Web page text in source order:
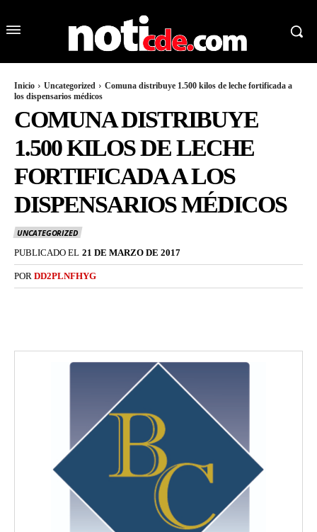
Inicio Uncategorized
Comuna distribuye 1.500 kilos de leche fortificada a
los dispensarios médicos
COMUNA DISTRIBUYE
1.500 KILOS DE LECHE
FORTIFICADA A LOS
DISPENSARIOS MÉDICOS
UNCATEGORIZED
PUBLICADO EL 21 DE MARZO DE 2017
POR DD2PLNFHYG